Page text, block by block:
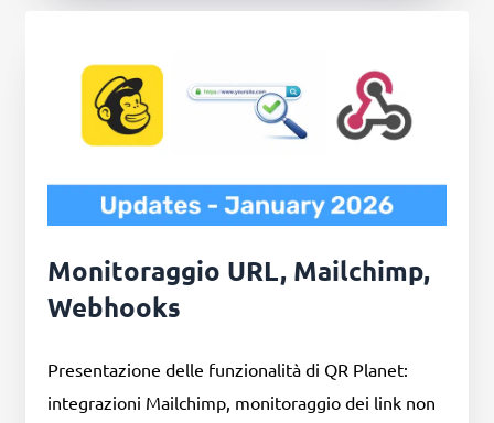
Monitoraggio URL, Mailchimp,
Webhooks
Presentazione delle funzionalità di QR Planet:
integrazioni Mailchimp, monitoraggio dei link non